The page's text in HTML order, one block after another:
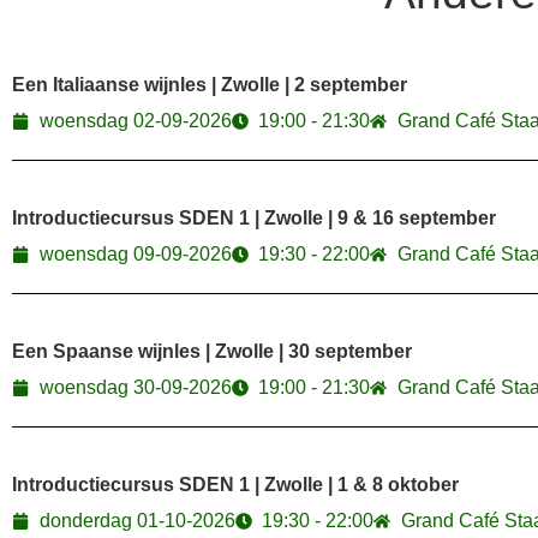
Een Italiaanse wijnles | Zwolle | 2 september
woensdag 02-09-2026
19:00 - 21:30 Grand Café
Introductiecursus SDEN 1 | Zwolle | 9 & 16 september
woensdag 09-09-2026
19:30 - 22:00 Grand Café
Een Spaanse wijnles | Zwolle | 30 september
woensdag 30-09-2026
19:00 - 21:30 Grand Café
Introductiecursus SDEN 1 | Zwolle | 1 & 8 oktober
donderdag 01-10-2026
19:30 - 22:00 Grand Café